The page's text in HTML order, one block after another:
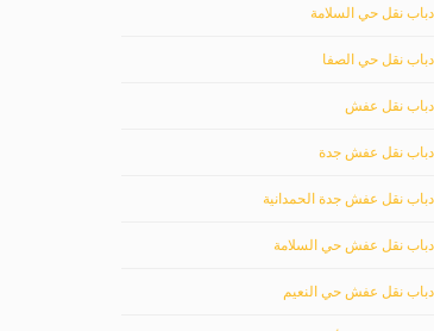
دباب نقل حي السلامة
دباب نقل حي الصفا
دباب نقل عفش
دباب نقل عفش جدة
دباب نقل عفش جدة الحمدانية
دباب نقل عفش حي السلامة
دباب نقل عفش حي النعيم